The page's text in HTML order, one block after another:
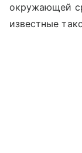
окружающей
известные